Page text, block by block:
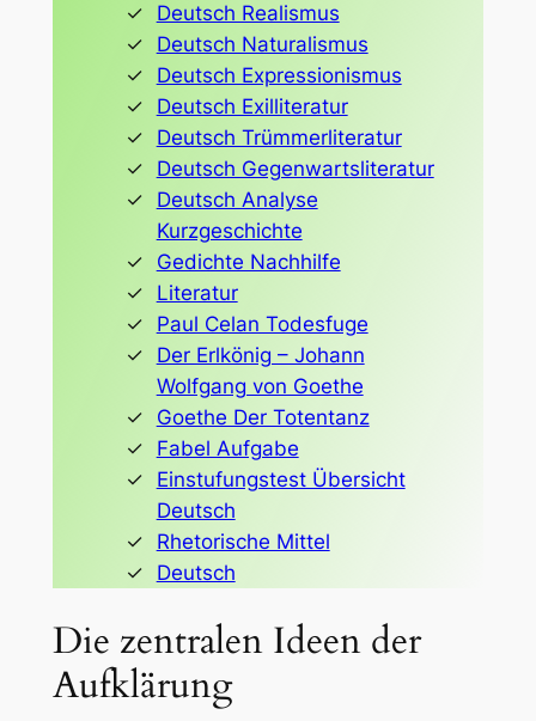
Deutsch Realismus
Deutsch Naturalismus
Deutsch Expressionismus
Deutsch Exilliteratur
Deutsch Trümmerliteratur
Deutsch Gegenwartsliteratur
Deutsch Analyse
Kurzgeschichte
Gedichte Nachhilfe
Literatur
Paul Celan Todesfuge
Der Erlkönig – Johann
Wolfgang von Goethe
Goethe Der Totentanz
Fabel Aufgabe
Einstufungstest Übersicht
Deutsch
Rhetorische Mittel
Deutsch
Die zentralen Ideen der
Aufklärung